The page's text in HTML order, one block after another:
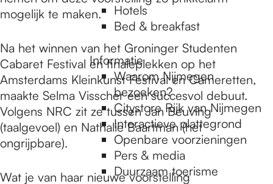
Hotels
Bed & breakfast
Informatie
Waarom Nijmegen
bezoeken?
Citystore Rijk van Nijmegen
Interactieve plattegrond
Openbare voorzieningen
Pers & media
Duurzaam toerisme
mogelijk te maken.
Na het winnen van het Groninger Studenten
Cabaret Festival en finaleplekken op het
Amsterdams Kleinkunst Festival en Cameretten,
maakte Selma Visscher een succesvol debuut.
Volgens NRC zit ze tussen Jan Beuving
(taalgevoel) en Nathalie Baartman (het
ongrijpbare).
Wat je van haar nieuwe voorstelling